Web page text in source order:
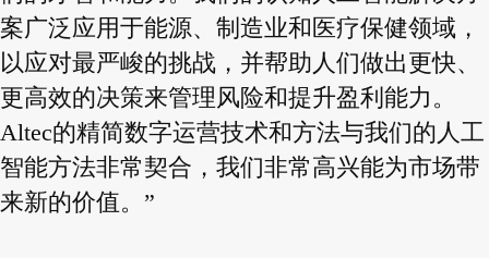
案广泛应用于能源、制造业和医疗保健领域，
以应对最严峻的挑战，并帮助人们做出更快、
更高效的决策来管理风险和提升盈利能力。
Altec的精简数字运营技术和方法与我们的人工
智能方法非常契合，我们非常高兴能为市场带
来新的价值。”